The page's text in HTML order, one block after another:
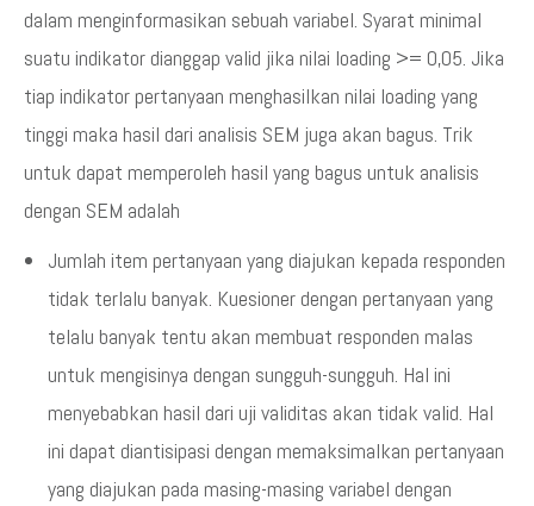
dalam menginformasikan sebuah variabel. Syarat minimal
suatu indikator dianggap valid jika nilai loading >= 0,05. Jika
tiap indikator pertanyaan menghasilkan nilai loading yang
tinggi maka hasil dari analisis SEM juga akan bagus. Trik
untuk dapat memperoleh hasil yang bagus untuk analisis
dengan SEM adalah
Jumlah item pertanyaan yang diajukan kepada responden
tidak terlalu banyak. Kuesioner dengan pertanyaan yang
telalu banyak tentu akan membuat responden malas
untuk mengisinya dengan sungguh-sungguh. Hal ini
menyebabkan hasil dari uji validitas akan tidak valid. Hal
ini dapat diantisipasi dengan memaksimalkan pertanyaan
yang diajukan pada masing-masing variabel dengan